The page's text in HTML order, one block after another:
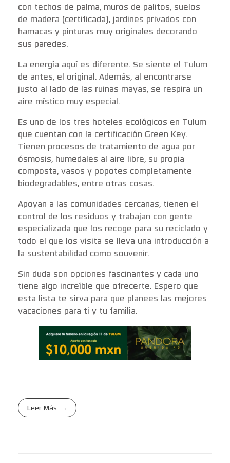
con techos de palma, muros de palitos, suelos
de madera (certificada), jardines privados con
hamacas y pinturas muy originales decorando
sus paredes.
La energía aquí es diferente. Se siente el Tulum
de antes, el original. Además, al encontrarse
justo al lado de las ruinas mayas, se respira un
aire místico muy especial.
Es uno de los tres hoteles ecológicos en Tulum
que cuentan con la certificación Green Key.
Tienen procesos de tratamiento de agua por
ósmosis, humedales al aire libre, su propia
composta, vasos y popotes completamente
biodegradables, entre otras cosas.
Apoyan a las comunidades cercanas, tienen el
control de los residuos y trabajan con gente
especializada que los recoge para su reciclado y
todo el que los visita se lleva una introducción a
la sustentabilidad como souvenir.
Sin duda son opciones fascinantes y cada uno
tiene algo increíble que ofrecerte. Espero que
esta lista te sirva para que planees las mejores
vacaciones para ti y tu familia.
Leer Más